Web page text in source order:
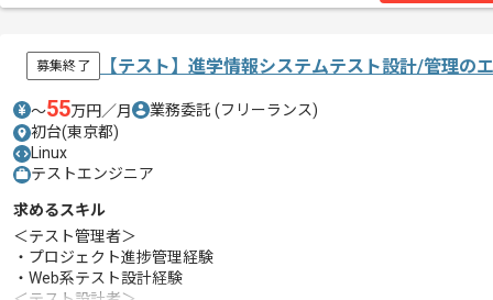
募集終了 【テスト】進学情報システムテスト設計/管理の
〜55万円／月 業務委託 (フリーランス)
初台(東京都)
Linux
テストエンジニア
求めるスキル
＜テスト管理者＞
・プロジェクト進捗管理経験
・Web系テスト設計経験